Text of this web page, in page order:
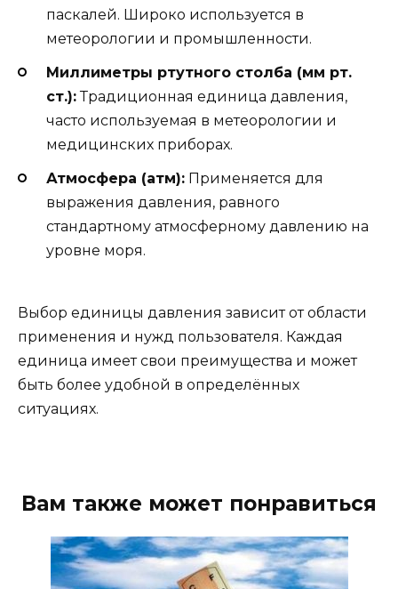
паскалей. Широко используется в
метеорологии и промышленности.
Миллиметры ртутного столба (мм рт.
ст.):Традиционная единица давления,
часто используемая в метеорологии и
медицинских приборах.
Атмосфера (атм): Применяется для
выражения давления, равного
стандартному атмосферному давлению на
уровне моря.
Выбор единицы давления зависит от области
применения и нужд пользователя. Каждая
единица имеет свои преимущества и может
быть более удобной в определённых
ситуациях.
Вам также может понравиться